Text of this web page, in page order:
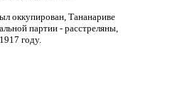
оккупирован, Тананариве
партии - расстреляны,
году.